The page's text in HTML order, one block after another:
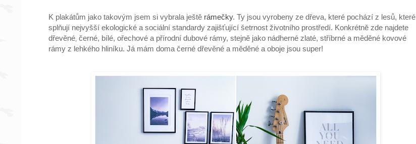
K plakátům jako takovým jsem si vybrala ještě rámečky. Ty jsou vyrobeny ze dřeva, které pochází z lesů, které
splňují nejvyšší ekologické a sociální standardy zajišťující šetrnost životního prostředí. Konkrétně zde najdete
dřevěné černé, bílé, ořechové a přírodní dubové rámy, stejně jako nádherné zlaté, stříbrné a měděné kovové
rámy z lehkého hliníku. Já mám doma černé dřevěné a měděné a oboje jsou super!